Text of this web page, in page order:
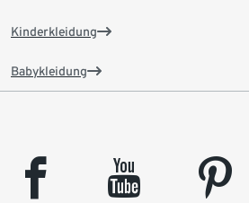
Kinderkleidung
Babykleidung
facebook youtube pinterest